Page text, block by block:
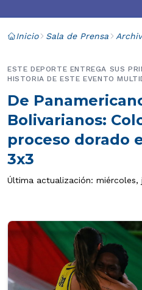
Inicio Sala de Prensa
De
Bolivarianos:
proceso dorado
3x3
ESTE DEPORTE ENTREGA SUS
HISTORIA DE ESTE EVENTO
Última actualización: miércoles,